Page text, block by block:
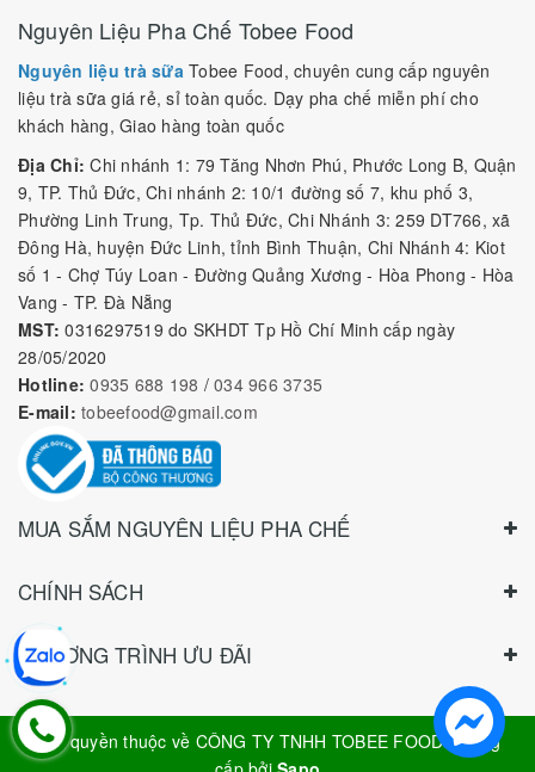
Vận chuyển miễn phí nội thành với đơn hàng từ
3.000.000
ĐĂNG KÝ NHẬN TIN
Đăng ký để nhận thông tin khuyến mãi
ĐĂNG KÝ
Nguyên Liệu Pha Chế Tobee Food
Nguyên liệu trà sữaTobee Food, chuyên cung cấp nguyên
liệu trà sữa giá rẻ, sỉ toàn quốc. Dạy pha chế miễn phí cho
khách hàng, Giao hàng toàn quốc
Địa Chỉ: Chi nhánh 1: 79 Tăng Nhơn Phú, Phước Long B, Quận
9, TP. Thủ Đức, Chi nhánh 2: 10/1 đường số 7, khu phố 3,
Đông Hà, huyện Đức Linh, tỉnh Bình Thuận, Chi Nhánh 4: Kiot
số 1 - Chợ Túy Loan - Đường Quảng Xương - Hòa Phong - Hòa
Vang - TP. Đà Nẵng
MST: 0316297519 do SKHDT Tp Hồ Chí Minh cấp ngày
28/05/2020
Hotline: 0935 688 198/034 966 3735
E-mail:
tobeefood@gmail.com